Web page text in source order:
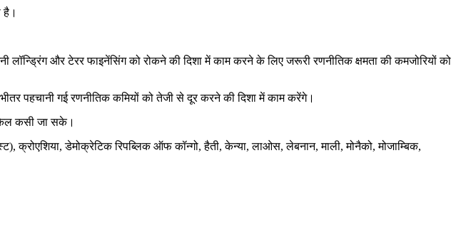
है।
लॉन्ड्रिंग और टेरर फाइनेंसिंग को रोकने की दिशा में काम करने के लिए जरूरी रणनीतिक क्षमता की कमजोरियों को
पहचानी गई रणनीतिक कमियों को तेजी से दूर करने की दिशा में काम करेंगे।
कसी जा सके।
क्रोएशिया, डेमोक्रेटिक रिपब्लिक ऑफ कॉन्गो, हैती, केन्या, लाओस, लेबनान, माली, मोनैको, मोजाम्बिक,